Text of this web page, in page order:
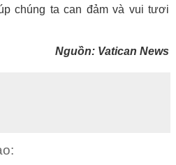
chúng ta can đảm và vui tươi
Nguồn: Vatican News